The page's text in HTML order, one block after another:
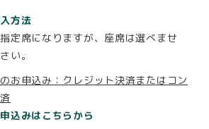
方法
定席になりますが、座席は選べませ
い。
お申込み：クレジット決済またはコン
込みはこちらから